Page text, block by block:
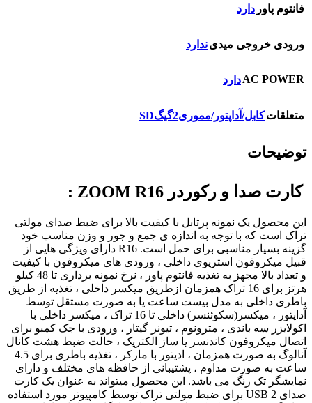
فانتوم پاور دارد
ورودی خروجی میدیندارد
AC POWERدارد
متعلقاتکابل/آداپتور/مموری2گیگSD
توضیحات
کارت صدا و رکوردر ZOOM R16 :
این محصول یک نمونه پرتابل با کیفیت بالا برای ضبط صدای مولتی
تراک است که با توجه به اندازه ی جمع و جور و وزن مناسب خود
گزینه بسیار مناسبی برای حمل است. R16 دارای ویژگی هایی از
قبیل میکروفون استریوی داخلی ، ورودی های میکروفون با کیفیت
و تعداد بالا مجهز به تغذیه فانتوم پاور ، نرخ نمونه برداری تا 48 کیلو
هرتز برای 16 تراک همزمان ازطریق میکسر داخلی ، تغذیه از طریق
باطری داخلی به مدل بیست ساعت یا به صورت مستقل توسط
آداپتور ، میکسر(سکوئنسر) داخلی تا 16 تراک ، میکسر داخلی با
اکولایزر سه باندی ، مترونوم ، تیونر گیتار ، ورودی با جک کمبو برای
اتصال میکروفون کاندنسر یا ساز الکتریک ، حالت ضبط هشت کانال
آنالوگ به صورت همزمان ، ادیتور با مارکر ، تغذیه باطری برای 4.5
ساعت به صورت مداوم ، پشتیبانی از حافظه های مختلف و دارای
نمایشگر تک رنگ می باشد. این محصول میتواند به عنوان یک کارت
صدای 2 USB برای ضبط مولتی تراک توسط کامپیوتر مورد استفاده